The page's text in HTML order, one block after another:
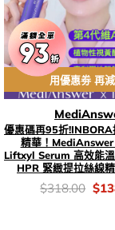
用優惠劵 再
優惠碼再95折
精華！
Liftxyl Serum 高效能
HPR 緊緻提拉絲線
價
錢：
$318.00
price
$